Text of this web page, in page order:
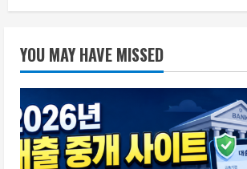
YOU MAY HAVE MISSED